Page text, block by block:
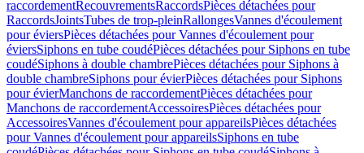
raccordementRecouvrementsRaccordsPièces détachées pour
RaccordsJointsTubes de trop-pleinRallongesVannes d'écoulement
pour éviersPièces détachées pour Vannes d'écoulement pour
éviersSiphons en tube coudéPièces détachées pour Siphons en tube
coudéSiphons à double chambrePièces détachées pour Siphons à
double chambreSiphons pour évierPièces détachées pour Siphons
pour évierManchons de raccordementPièces détachées pour
Manchons de raccordementAccessoiresPièces détachées pour
AccessoiresVannes d'écoulement pour appareilsPièces détachées
pour Vannes d'écoulement pour appareilsSiphons en tube